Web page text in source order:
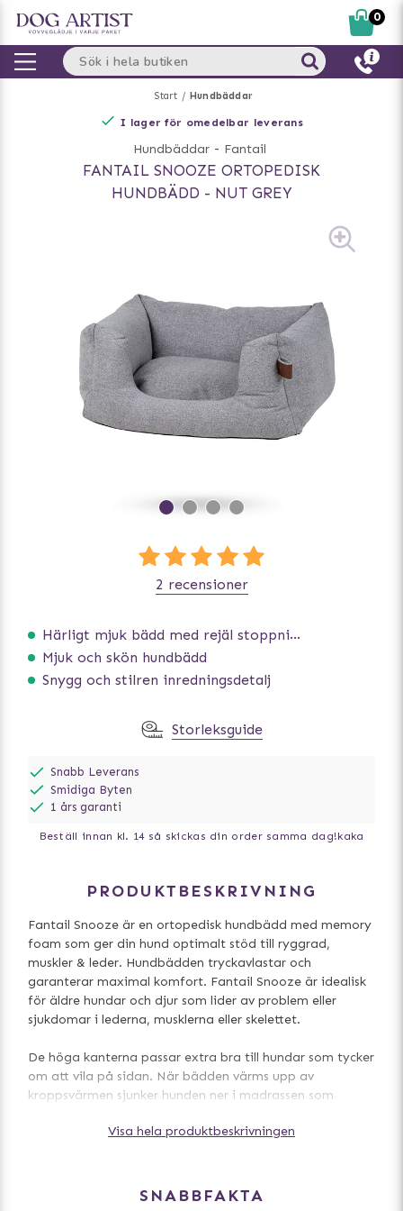
Start Hundbäddar
I lager för omedelbar leverans
Hundbäddar - Fantail
FANTAIL SNOOZE ORTOPEDISK
HUNDBÄDD - NUT GREY
Härligt mjuk bädd med rejäl stoppning som håller formen
Mjuk och skön hundbädd
Snygg och stilren inredningsdetalj
2 recensioner
Storleksguide
Snabb Leverans
Smidiga Byten
1 års garanti
Beställ innan kl. 14 så skickas din order samma dag!kaka
PRODUKTBESKRIVNING
Fantail Snooze är en ortopedisk hundbädd med memory
foam som ger din hund optimalt stöd till ryggrad,
muskler & leder. Hundbädden tryckavlastar och
garanterar maximal komfort. Fantail Snooze är idealisk
för äldre hundar och djur som lider av problem eller
sjukdomar i lederna, musklerna eller skelettet.
De höga kanterna passar extra bra till hundar som tycker
om att vila på sidan. När bädden värms upp av
kroppsvärmen sjunker hunden ner i madrassen som
återfår madrassen dess ursprungliga form. Den låga
Visa hela produktbeskrivningen
SNABBFAKTA
0